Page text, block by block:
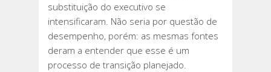
substituição do executivo se
intensificaram. Não seria por questão de
desempenho, porém: as mesmas fontes
deram a entender que esse é um
processo de transição planejado.